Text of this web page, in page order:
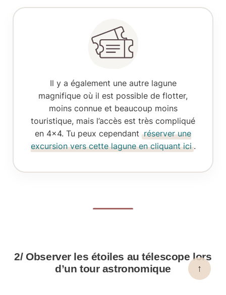
Il y a également une autre lagune
magnifique où il est possible de flotter,
moins connue et beaucoup moins
touristique, mais l’accès est très compliqué
en 4×4. Tu peux cependant réserver une
excursion vers cette lagune en cliquant ici .
2/ Observer les étoiles au télescope lors
d’un tour astronomique
↑